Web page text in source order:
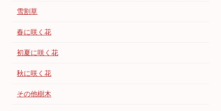
雪割草
春に咲く花
初夏に咲く花
秋に咲く花
その他樹木